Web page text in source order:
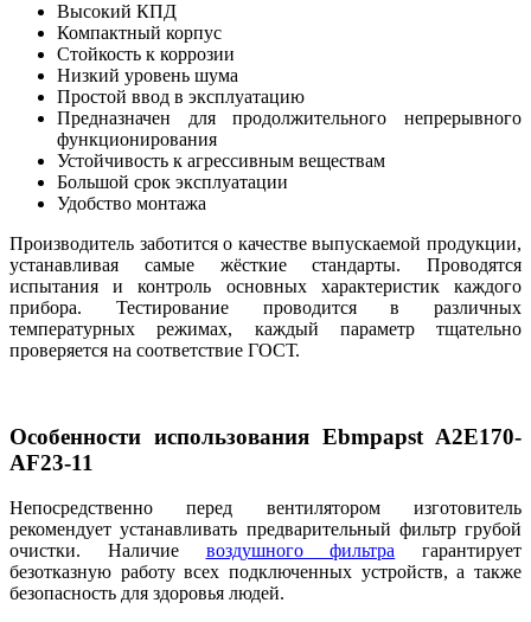
Высокий КПД
Компактный корпус
Стойкость к коррозии
Низкий уровень шума
Простой ввод в эксплуатацию
Предназначен для продолжительного непрерывного
функционирования
Устойчивость к агрессивным веществам
Большой срок эксплуатации
Удобство монтажа
Производитель заботится о качестве выпускаемой продукции,
устанавливая самые жёсткие стандарты. Проводятся
испытания и контроль основных характеристик каждого
прибора. Тестирование проводится в различных
температурных режимах, каждый параметр тщательно
проверяется на соответствие ГОСТ.
Особенности использования Ebmpapst A2E170-
AF23-11
Непосредственно перед вентилятором изготовитель
рекомендует устанавливать предварительный фильтр грубой
очистки. Наличие воздушного фильтра гарантирует
безотказную работу всех подключенных устройств, а также
безопасность для здоровья людей.